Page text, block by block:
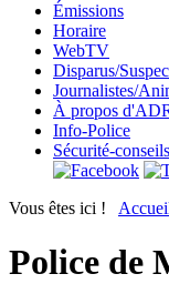
Émissions
Horaire
WebTV
Disparus/
Journalistes/
À propos
Info-Police
Sécurité-conseils
Vous êtes ici !
Police de